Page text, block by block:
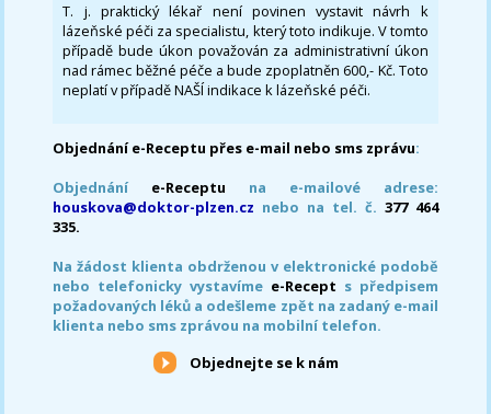
T. j. praktický lékař není povinen vystavit návrh k
lázeňské péči za specialistu, který toto indikuje. V tomto
případě bude úkon považován za administrativní úkon
nad rámec běžné péče a bude zpoplatněn 600,- Kč. Toto
neplatí v případě NAŠÍ indikace k lázeňské péči.
Objednání e-Receptu přes e-mail nebo sms zprávu:
Objednání e-Receptu na e-mailové adrese:
houskova@doktor-plzen.cz nebo na tel. č. 377 464
335.
Na žádost klienta obdrženou v elektronické podobě
nebo telefonicky vystavíme e-Recept s předpisem
požadovaných léků a odešleme zpět na zadaný e-mail
klienta nebo sms zprávou na mobilní telefon.
Objednejte se k nám